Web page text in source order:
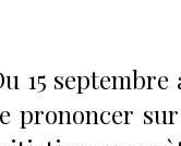
15
prononcer